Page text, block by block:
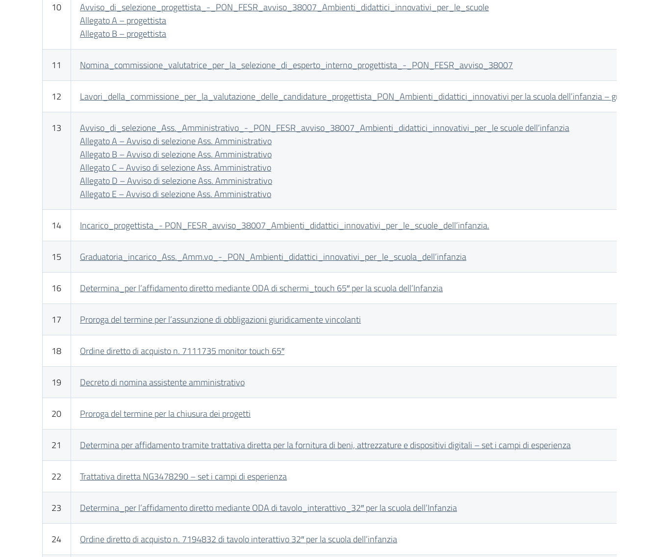
10
Avviso_di_selezione_progettista_-_PON_FESR_avviso_38007_Ambienti_didattici_innovativi_per_le_scuole
Allegato A – progettista
Allegato B – progettista
11 Nomina_commissione_valutatrice_per_la_selezione_di_esperto_interno_progettista_-_PON_FESR_avviso_38007
12 Lavori_della_commissione_per_la_valutazione_delle_candidature_progettista_PON_Ambienti_didattici_innovativi per la scuola dell’infanzia – graduatoria
13
Avviso_di_selezione_Ass._Amministrativo_-_PON_FESR_avviso_38007_Ambienti_didattici_innovativi_per_le scuole dell’infanzia
Allegato A – Avviso di selezione Ass. Amministrativo
Allegato B – Avviso di selezione Ass. Amministrativo
Allegato C – Avviso di selezione Ass. Amministrativo
Allegato D – Avviso di selezione Ass. Amministrativo
Allegato E – Avviso di selezione Ass. Amministrativo
14 Incarico_progettista_- PON_FESR_avviso_38007_Ambienti_didattici_innovativi_per_le_scuole_dell’infanzia.
15 Graduatoria_incarico_Ass._Amm.vo_-_PON_Ambienti_didattici_innovativi_per_le_scuola_dell’infanzia
16 Determina_per l’affidamento diretto mediante ODA di schermi_touch 65″ per la scuola dell’Infanzia
17 Proroga del termine per l’assunzione di obbligazioni giuridicamente vincolanti
18 Ordine diretto di acquisto n. 7111735 monitor touch 65″
19 Decreto di nomina assistente amministrativo
20 Proroga del termine per la chiusura dei progetti
21 Determina per affidamento tramite trattativa diretta per la fornitura di beni, attrezzature e dispositivi digitali – set i campi di esperienza
22 Trattativa diretta NG3478290 – set i campi di esperienza
23 Determina_per l’affidamento diretto mediante ODA di tavolo_interattivo_32″ per la scuola dell’Infanzia
24 Ordine diretto di acquisto n. 7194832 di tavolo interattivo 32″ per la scuola dell’infanzia